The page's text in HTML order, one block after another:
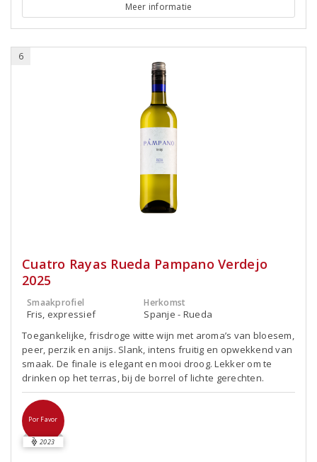
Meer informatie
6
Cuatro Rayas Rueda Pampano Verdejo
2025
Smaakprofiel
Fris, expressief
Herkomst
Spanje - Rueda
Toegankelijke, frisdroge witte wijn met aroma’s van bloesem,
peer, perzik en anijs. Slank, intens fruitig en opwekkend van
smaak. De finale is elegant en mooi droog. Lekker om te
drinken op het terras, bij de borrel of lichte gerechten.
Por Favor
2023